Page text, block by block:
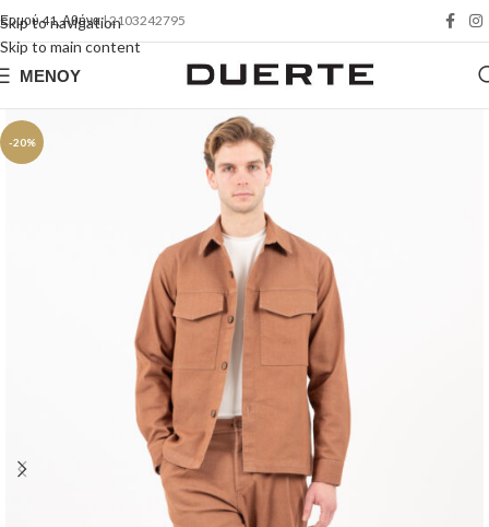
Skip to navigation
Skip to main content
Ερμού 41, Αθήνα| 2103242795
ΜΕΝΟΎ
-20%